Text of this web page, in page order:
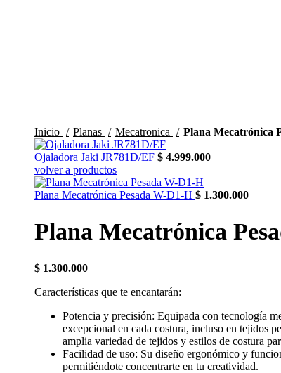
Inicio Planas Mecatronica Plana Mecatrónica
Ojaladora Jaki JR781D/EF $ 4.999.000
volver a productos
Plana Mecatrónica Pesada W-D1-H $ 1.300.000
Plana Mecatrónica
$ 1.300.000
Características que te encantarán:
Potencia y precisión: Equipada con tecnología
excepcional en cada costura, incluso en tejidos
amplia variedad de tejidos y estilos de costura
Facilidad de uso: Su diseño ergonómico y
permitiéndote concentrarte en tu creatividad.